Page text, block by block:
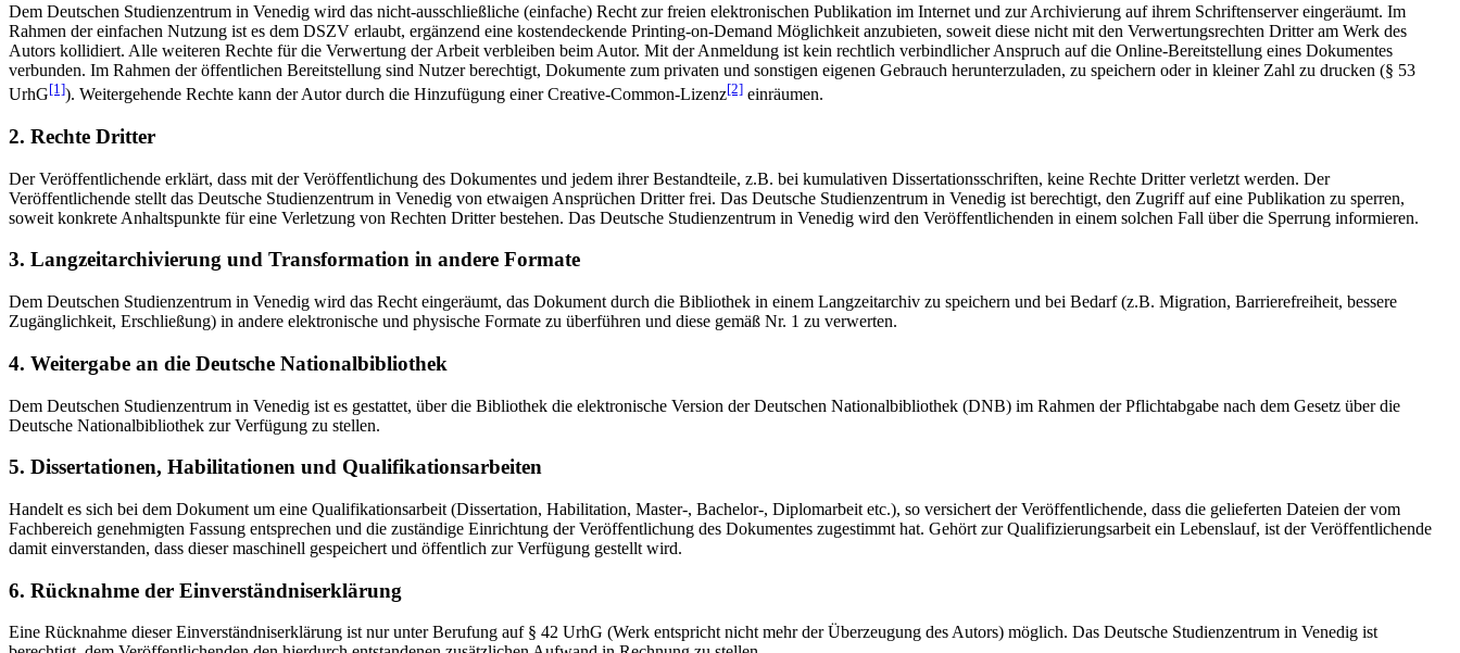
Dem Deutschen Studienzentrum in Venedig wird das nicht-ausschließliche (einfache) Recht zur freien elektronischen Publikation im Internet und zur Archivierung auf ihrem Schriftenserver eingeräumt. Im
Rahmen der einfachen Nutzung ist es dem DSZV erlaubt, ergänzend eine kostendeckende Printing-on-Demand Möglichkeit anzubieten, soweit diese nicht mit den Verwertungsrechten Dritter am Werk des
Autors kollidiert. Alle weiteren Rechte für die Verwertung der Arbeit verbleiben beim Autor. Mit der Anmeldung ist kein rechtlich verbindlicher Anspruch auf die Online-Bereitstellung eines Dokumentes
verbunden. Im Rahmen der öffentlichen Bereitstellung sind Nutzer berechtigt, Dokumente zum privaten und sonstigen eigenen Gebrauch herunterzuladen, zu speichern oder in kleiner Zahl zu drucken (§ 53
UrhG[1]). Weitergehende Rechte kann der Autor durch die Hinzufügung einer Creative-Common-Lizenz[2] einräumen.
2. Rechte Dritter
Der Veröffentlichende erklärt, dass mit der Veröffentlichung des Dokumentes und jedem ihrer Bestandteile, z.B. bei kumulativen Dissertationsschriften, keine Rechte Dritter verletzt werden. Der
Veröffentlichende stellt das Deutsche Studienzentrum in Venedig von etwaigen Ansprüchen Dritter frei. Das Deutsche Studienzentrum in Venedig ist berechtigt, den Zugriff auf eine Publikation zu sperren,
soweit konkrete Anhaltspunkte für eine Verletzung von Rechten Dritter bestehen. Das Deutsche Studienzentrum in Venedig wird den Veröffentlichenden in einem solchen Fall über die Sperrung informieren.
3. Langzeitarchivierung und Transformation in andere Formate
Dem Deutschen Studienzentrum in Venedig wird das Recht eingeräumt, das Dokument durch die Bibliothek in einem Langzeitarchiv zu speichern und bei Bedarf (z.B. Migration, Barrierefreiheit, bessere
Zugänglichkeit, Erschließung) in andere elektronische und physische Formate zu überführen und diese gemäß Nr. 1 zu verwerten.
4. Weitergabe an die Deutsche Nationalbibliothek
Dem Deutschen Studienzentrum in Venedig ist es gestattet, über die Bibliothek die elektronische Version der Deutschen Nationalbibliothek (DNB) im Rahmen der Pflichtabgabe nach dem Gesetz über die
Deutsche Nationalbibliothek zur Verfügung zu stellen.
5. Dissertationen, Habilitationen und Qualifikationsarbeiten
Handelt es sich bei dem Dokument um eine Qualifikationsarbeit (Dissertation, Habilitation, Master-, Bachelor-, Diplomarbeit etc.), so versichert der Veröffentlichende, dass die gelieferten Dateien der vom
Fachbereich genehmigten Fassung entsprechen und die zuständige Einrichtung der Veröffentlichung des Dokumentes zugestimmt hat. Gehört zur Qualifizierungsarbeit ein Lebenslauf, ist der Veröffentlichende
damit einverstanden, dass dieser maschinell gespeichert und öffentlich zur Verfügung gestellt wird.
6. Rücknahme der Einverständniserklärung
Eine Rücknahme dieser Einverständniserklärung ist nur unter Berufung auf § 42 UrhG (Werk entspricht nicht mehr der Überzeugung des Autors) möglich. Das Deutsche Studienzentrum in Venedig ist